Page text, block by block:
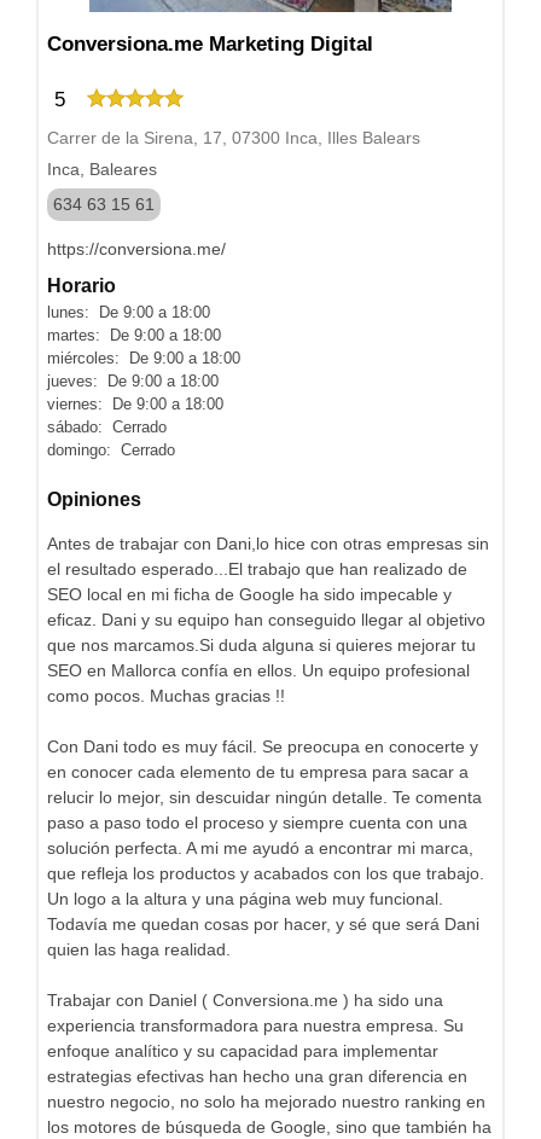
Conversiona.me Marketing Digital
5
Carrer de la Sirena, 17, 07300 Inca, Illes Balears
Inca, Baleares
634 63 15 61
https://conversiona.me/
Horario
lunes: De 9:00 a 18:00
martes: De 9:00 a 18:00
miércoles: De 9:00 a 18:00
jueves: De 9:00 a 18:00
viernes: De 9:00 a 18:00
sábado: Cerrado
domingo: Cerrado
Opiniones
Antes de trabajar con Dani,lo hice con otras empresas sin
el resultado esperado...El trabajo que han realizado de
SEO local en mi ficha de Google ha sido impecable y
eficaz. Dani y su equipo han conseguido llegar al objetivo
que nos marcamos.Si duda alguna si quieres mejorar tu
SEO en Mallorca confía en ellos. Un equipo profesional
como pocos. Muchas gracias !!
Con Dani todo es muy fácil. Se preocupa en conocerte y
en conocer cada elemento de tu empresa para sacar a
relucir lo mejor, sin descuidar ningún detalle. Te comenta
paso a paso todo el proceso y siempre cuenta con una
solución perfecta. A mi me ayudó a encontrar mi marca,
que refleja los productos y acabados con los que trabajo.
Un logo a la altura y una página web muy funcional.
Todavía me quedan cosas por hacer, y sé que será Dani
quien las haga realidad.
Trabajar con Daniel ( Conversiona.me ) ha sido una
experiencia transformadora para nuestra empresa. Su
enfoque analítico y su capacidad para implementar
estrategias efectivas han hecho una gran diferencia en
nuestro negocio, no solo ha mejorado nuestro ranking en
los motores de búsqueda de Google, sino que también ha